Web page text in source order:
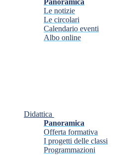
Panoramica
Le notizie
Le circolari
Calendario eventi
Albo online
Didattica
Panoramica
Offerta formativa
I progetti delle classi
Programmazioni